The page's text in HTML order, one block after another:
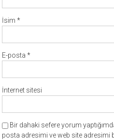
İsim*
E-posta*
İnternet sitesi
Bir dahaki sefere yorum
posta adresimi ve web site adresimi